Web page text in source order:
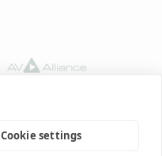
Cookie settings